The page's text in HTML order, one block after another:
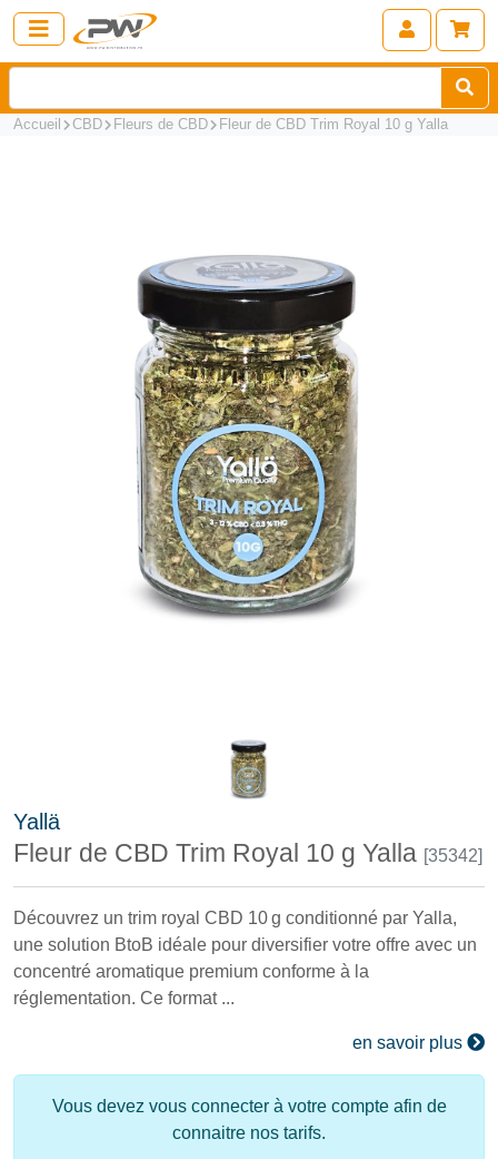
Accueil CBD Fleurs de CBD Fleur de CBD Trim Royal 10 g Yalla
Yallä
Fleur de CBD Trim Royal 10 g Yalla [35342]
Découvrez un trim royal CBD 10 g conditionné par Yalla,
une solution BtoB idéale pour diversifier votre offre avec un
concentré aromatique premium conforme à la
réglementation. Ce format ...
en savoir plus
Vous devez vous connecter à votre compte afin de
connaitre nos tarifs.